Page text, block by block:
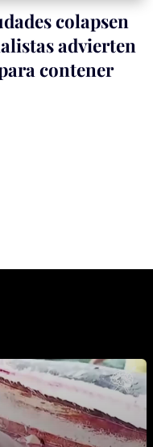
colapsen
advierten
contener